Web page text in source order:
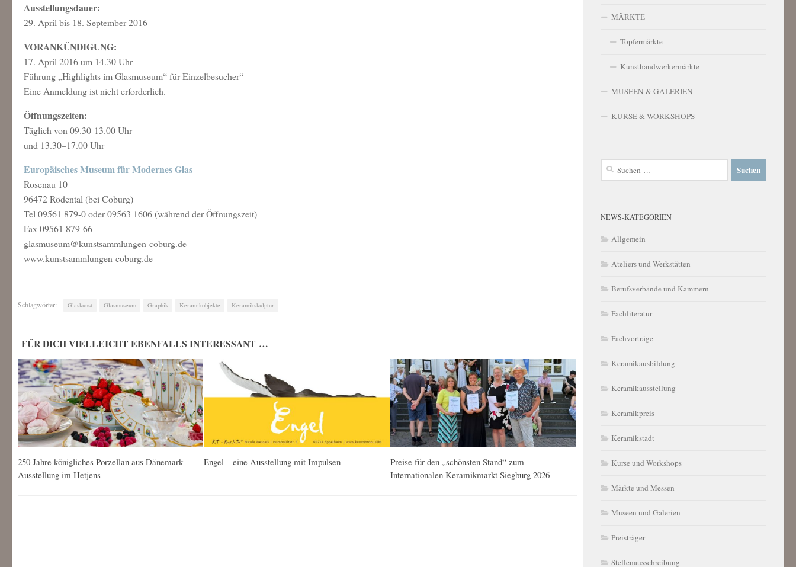
Ausstellungsdauer:
29. April bis 18. September 2016
VORANKÜNDIGUNG:
17. April 2016 um 14.30 Uhr
Führung „Highlights im Glasmuseum“ für Einzelbesucher“
Eine Anmeldung ist nicht erforderlich.
Öffnungszeiten:
Täglich von 09.30-13.00 Uhr
und 13.30–17.00 Uhr
Europäisches Museum für Modernes Glas
Rosenau 10
96472 Rödental (bei Coburg)
Tel 09561 879-0 oder 09563 1606 (während der Öffnungszeit)
Fax 09561 879-66
glasmuseum@kunstsammlungen-coburg.de
www.kunstsammlungen-coburg.de
Schlagwörter: Glaskunst Glasmuseum Graphik Keramikobjekte Keramikskulptur
FÜR DICH VIELLEICHT EBENFALLS INTERESSANT …
250 Jahre königliches Porzellan aus Dänemark –
Ausstellung im Hetjens
Engel – eine Ausstellung mit Impulsen
Preise für den „schönsten Stand“ zum
Internationalen Keramikmarkt Siegburg 2026
MÄRKTE
Töpfermärkte
Kunsthandwerkermärkte
MUSEEN & GALERIEN
KURSE & WORKSHOPS
Suchen
NEWS-KATEGORIEN
Allgemein
Ateliers und Werkstätten
Berufsverbände und Kammern
Fachliteratur
Fachvorträge
Keramikausbildung
Keramikausstellung
Keramikpreis
Keramikstadt
Kurse und Workshops
Märkte und Messen
Museen und Galerien
Preisträger
Stellenausschreibung